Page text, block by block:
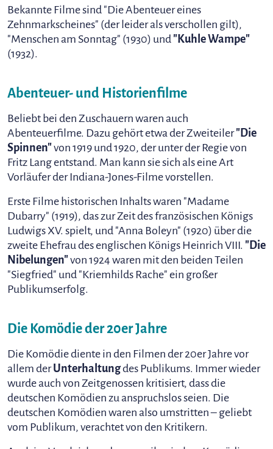
Bekannte Filme sind "Die Abenteuer eines
Zehnmarkscheines" (der leider als verschollen gilt),
"Menschen am Sonntag" (1930) und "Kuhle Wampe"
(1932).
Abenteuer- und Historienfilme
Beliebt bei den Zuschauern waren auch
Abenteuerfilme. Dazu gehört etwa der Zweiteiler"Die
Spinnen" von 1919 und 1920, der unter der Regie von
Fritz Lang entstand. Man kann sie sich als eine Art
Vorläufer der Indiana-Jones-Filme vorstellen.
Erste Filme historischen Inhalts waren "Madame
Dubarry" (1919), das zur Zeit des französischen Königs
Ludwigs XV. spielt, und "Anna Boleyn" (1920) über die
zweite Ehefrau des englischen Königs Heinrich VIII. "Die
Nibelungen" von 1924 waren mit den beiden Teilen
"Siegfried" und "Kriemhilds Rache" ein großer
Publikumserfolg.
Die Komödie der 20er Jahre
Die Komödie diente in den Filmen der 20er Jahre vor
allem derUnterhaltungdes Publikums. Immer wieder
wurde auch von Zeitgenossen kritisiert, dass die
deutschen Komödien zu anspruchslos seien. Die
deutschen Komödien waren also umstritten – geliebt
vom Publikum, verachtet von den Kritikern.